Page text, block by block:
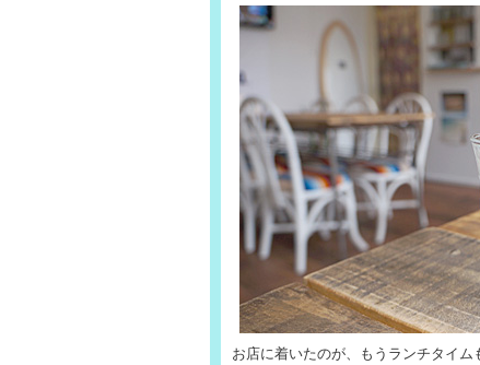
お店に着いたのが、もうランチタイム